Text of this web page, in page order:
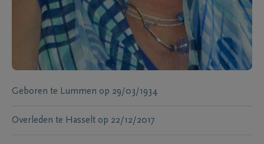
Geboren te Lummen op 29/03/1934
Overleden te Hasselt op 22/12/2017